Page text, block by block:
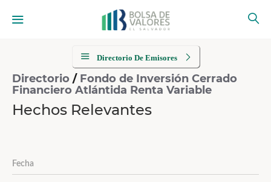
Directorio De Emisores
Directorio / Fondo de Inversión Cerrado
Financiero Atlántida Renta Variable
Hechos Relevantes